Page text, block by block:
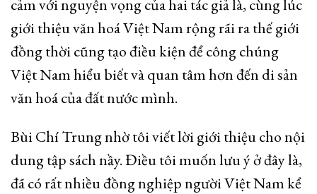
cảm với nguyện vọng của hai tác giả là, cùng lúc
giới thiệu văn hoá Việt Nam rộng rãi ra thế giới
đồng thời cũng tạo điều kiện để công chúng
Việt Nam hiểu biết và quan tâm hơn đến di sản
văn hoá của đất nước mình.
Bùi Chí Trung nhờ tôi viết lời giới thiệu cho nội
dung tập sách nầy. Điều tôi muốn lưu ý ở đây là,
đã có rất nhiều đồng nghiệp người Việt Nam kể